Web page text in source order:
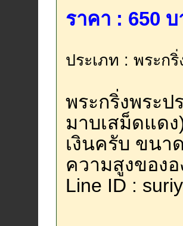
ราคา : 650
ประเภท : พระก
พระกริ่งพระ
มาบเสม็ดแด
เงินครับ ขนา
ความสูงของ
Line ID :